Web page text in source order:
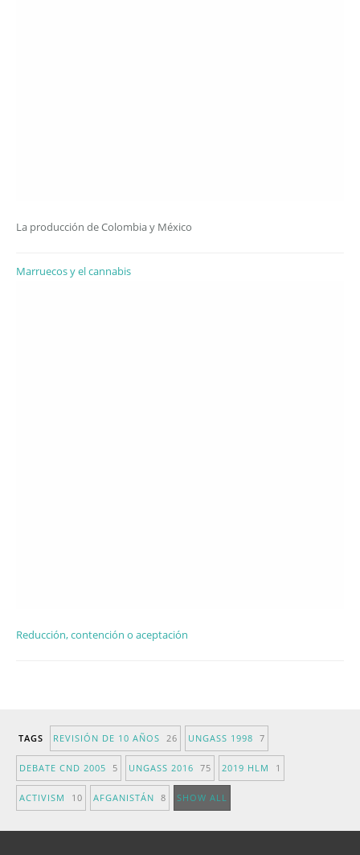
La producción de Colombia y México
Marruecos y el cannabis
Reducción, contención o aceptación
TAGS REVISIÓN DE 10 AÑOS 26 UNGASS 1998 7
DEBATE CND 2005 5 UNGASS 2016 75 2019 HLM 1
ACTIVISM 10 AFGANISTÁN 8 SHOW ALL